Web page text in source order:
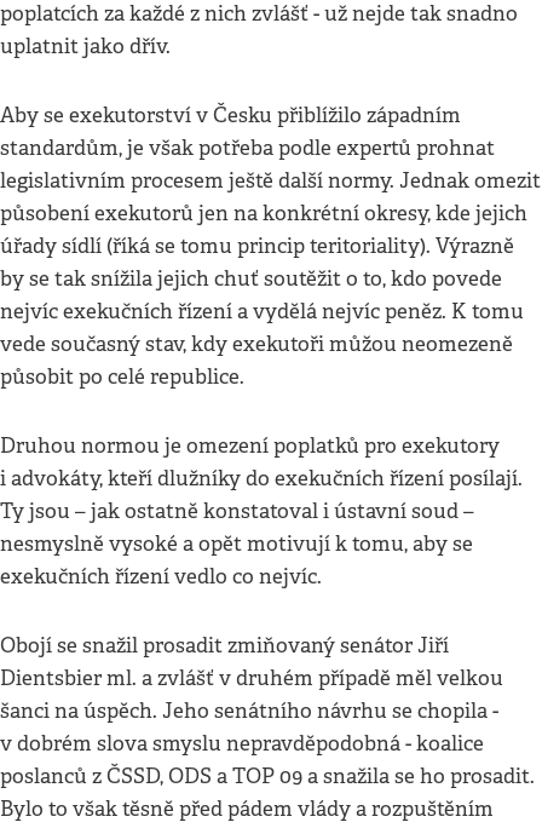
poplatcích za každé z nich zvlášť - už nejde tak snadno
uplatnit jako dřív.
Aby se exekutorství v Česku přiblížilo západním
standardům, je však potřeba podle expertů prohnat
legislativním procesem ještě další normy. Jednak omezit
působení exekutorů jen na konkrétní okresy, kde jejich
úřady sídlí (říká se tomu princip teritoriality). Výrazně
by se tak snížila jejich chuť soutěžit o to, kdo povede
nejvíc exekučních řízení a vydělá nejvíc peněz. K tomu
vede současný stav, kdy exekutoři můžou neomezeně
působit po celé republice.
Druhou normou je omezení poplatků pro exekutory
i advokáty, kteří dlužníky do exekučních řízení posílají.
Ty jsou – jak ostatně konstatoval i ústavní soud –
nesmyslně vysoké a opět motivují k tomu, aby se
exekučních řízení vedlo co nejvíc.
Obojí se snažil prosadit zmiňovaný senátor Jiří
Dientsbier ml. a zvlášť v druhém případě měl velkou
šanci na úspěch. Jeho senátního návrhu se chopila -
v dobrém slova smyslu nepravděpodobná - koalice
poslanců z ČSSD, ODS a TOP 09 a snažila se ho prosadit.
Bylo to však těsně před pádem vlády a rozpuštěním